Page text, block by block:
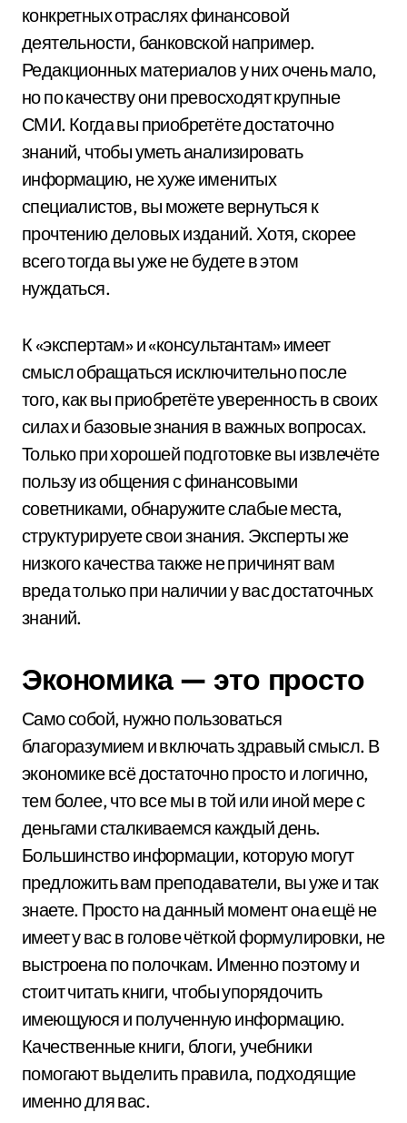
конкретных отраслях финансовой
деятельности, банковской например.
Редакционных материалов у них очень мало,
но по качеству они превосходят крупные
СМИ. Когда вы приобретёте достаточно
знаний, чтобы уметь анализировать
информацию, не хуже именитых
специалистов, вы можете вернуться к
прочтению деловых изданий. Хотя, скорее
всего тогда вы уже не будете в этом
нуждаться.
К «экспертам» и «консультантам» имеет
смысл обращаться исключительно после
того, как вы приобретёте уверенность в своих
силах и базовые знания в важных вопросах.
Только при хорошей подготовке вы извлечёте
пользу из общения с финансовыми
советниками, обнаружите слабые места,
структурируете свои знания. Эксперты же
низкого качества также не причинят вам
вреда только при наличии у вас достаточных
знаний.
Экономика — это просто
Само собой, нужно пользоваться
благоразумием и включать здравый смысл. В
экономике всё достаточно просто и логично,
тем более, что все мы в той или иной мере с
деньгами сталкиваемся каждый день.
Большинство информации, которую могут
предложить вам преподаватели, вы уже и так
знаете. Просто на данный момент она ещё не
имеет у вас в голове чёткой формулировки, не
выстроена по полочкам. Именно поэтому и
стоит читать книги, чтобы упорядочить
имеющуюся и полученную информацию.
Качественные книги, блоги, учебники
помогают выделить правила, подходящие
именно для вас.